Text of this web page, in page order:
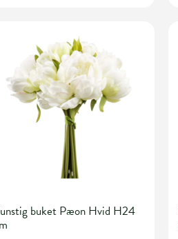
buket Pæon Hvid H24